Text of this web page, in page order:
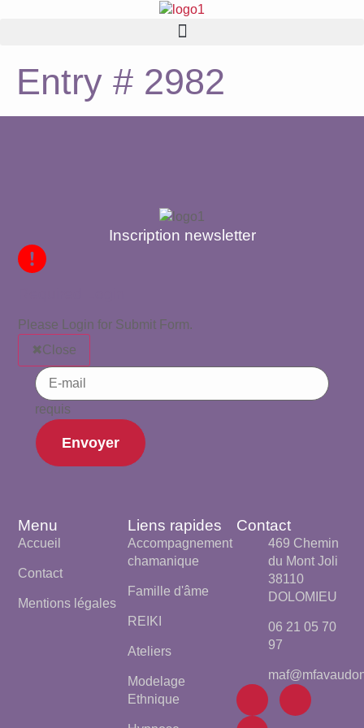
Entry # 2982
Inscription newsletter
Please Login for Submit Form.
Close
requis
Envoyer
Menu
Accueil
Contact
Mentions légales
Liens rapides
Accompagnement
chamanique
Famille d'âme
REIKI
Ateliers
Modelage
Ethnique
Contact
469 Chemin
du Mont Joli
38110
DOLOMIEU
06 21 05 70
97